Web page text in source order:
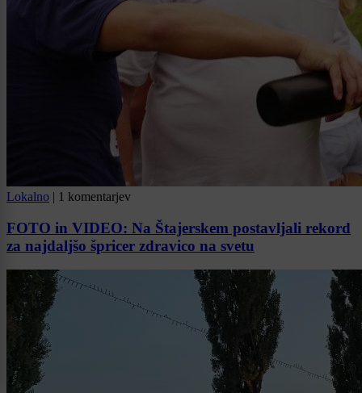
Lokalno | 1 komentarjev
FOTO in VIDEO: Na Štajerskem postavljali rekord
za najdaljšo špricer zdravico na svetu